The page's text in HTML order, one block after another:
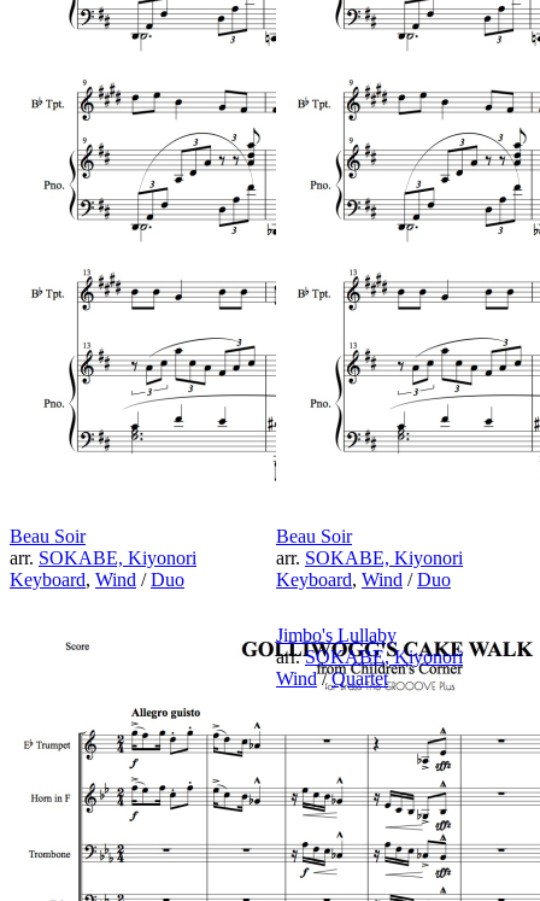
Beau Soir
arr. SOKABE, Kiyonori
Keyboard, Wind /Duo
Beau Soir
arr. SOKABE, Kiyonori
Keyboard, Wind /Duo
Jimbo's Lullaby
arr.SOKABE, Kiyonori
Wind /Quartet